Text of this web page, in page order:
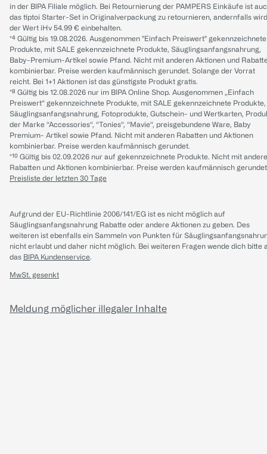
in der BIPA Filiale möglich. Bei Retournierung der PAMPERS Einkäufe ist
das tiptoi Starter-Set in Originalverpackung zu retournieren, andernfalls wird
der Wert iHv 54.99 € einbehalten.
*⁴ Gültig bis 19.08.2026. Ausgenommen "Einfach Preiswert" gekennzeichnete
Produkte, mit SALE gekennzeichnete Produkte, Säuglingsanfangsnahrung,
Baby-Premium-Artikel sowie Pfand. Nicht mit anderen Aktionen und
kombinierbar. Preise werden kaufmännisch gerundet. Solange der Vorrat
reicht. Bei 1+1 Aktionen ist das günstigste Produkt gratis.
*⁸ Gültig bis 12.08.2026 nur im BIPA Online Shop. Ausgenommen „Einfach
Preiswert“ gekennzeichnete Produkte, mit SALE gekennzeichnete Produkte,
Säuglingsanfangsnahrung, Fotoprodukte, Gutschein- und Wertkarten,
der Marke “Accessories“, “Tonies“, “Mavie“, preisgebundene Ware, Baby
Premium- Artikel sowie Pfand. Nicht mit anderen Rabatten und Aktionen
kombinierbar. Preise werden kaufmännisch gerundet.
*¹⁰ Gültig bis 02.09.2026 nur auf gekennzeichnete Produkte. Nicht mit
Rabatten und Aktionen kombinierbar. Preise werden kaufmännisch
Preisliste der letzten 30 Tage
Aufgrund der EU-Richtlinie 2006/141/EG ist es nicht möglich auf
Säuglingsanfangsnahrung Rabatte oder andere Aktionen zu geben. Des
weiteren ist ebenfalls ein Sammeln von Punkten für
nicht erlaubt und daher nicht möglich. Bei weiteren Fragen wende dich bitte
das BIPA Kundenservice.
MwSt. gesenkt
Meldung möglicher illegaler Inhalte